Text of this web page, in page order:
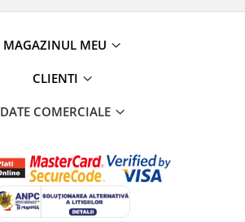
MAGAZINUL MEU
CLIENTI
DATE COMERCIALE